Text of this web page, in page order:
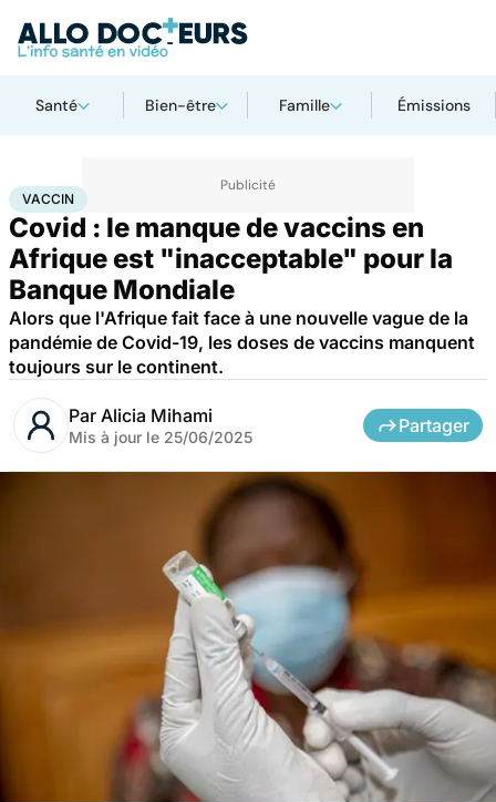
Santé Bien-être Famille Émissions
AccueilSanté Maladies infectieuses
VACCIN
Covid : le manque de vaccins en
Afrique est "inacceptable" pour la
Banque Mondiale
Alors que l'Afrique fait face à une nouvelle vague de la
pandémie de Covid-19, les doses de vaccins manquent
toujours sur le continent.
Par Alicia Mihami
Mis à jour le 25/06/2025
Partager